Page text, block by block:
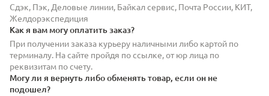
Сдэк, Пэк, Деловые линии, Байкал сервис, Почта России, КИТ,
Желдорэкспедиция
Как я вам могу оплатить заказ?
При получении заказа курьеру наличными либо картой по
терминалу. На сайте пройдя по ссылке, от юр лица по
реквизитам по счету.
Могу ли я вернуть либо обменять товар, если он не
подошел?